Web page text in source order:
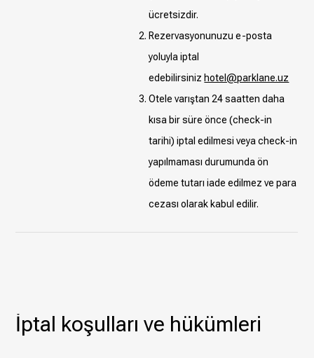
ücretsizdir.
Rezervasyonunuzu e-posta
yoluyla iptal
edebilirsiniz hotel@parklane.uz
Otele varıştan 24 saatten daha
kısa bir süre önce (check-in
tarihi) iptal edilmesi veya check-in
yapılmaması durumunda ön
ödeme tutarı iade edilmez ve para
cezası olarak kabul edilir.
İptal koşulları ve hükümleri